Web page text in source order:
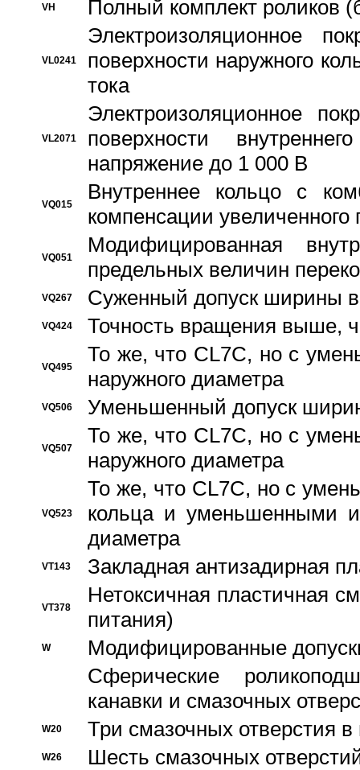
VH Полный комплект роликов
VL0241
Электроизоляционное
поверхности наружного
тока
VL2071
Электроизоляционное
поверхности
напряжение до 1 000 В
VQ015
Bнутреннее кольцо с
компенсации увеличенного
VQ051
Модифицированная
предельных величин
VQ267 Суженный допуск ширины
VQ424 Точность вращения выше,
VQ495
То же, что CL7C, но с
наружного диаметра
VQ506 Уменьшенный допуск
VQ507
То же, что CL7C, но с
наружного диаметра
VQ523
То же, что CL7C, но с
кольца и уменьшенными
диаметра
VT143 Закладная антизадирная
VT378
Нетоксичная пластичная
питания)
W
Модифицированные
Сферические
канавки и смазочных
W20 Три смазочных отверстия
W26 Шесть смазочных